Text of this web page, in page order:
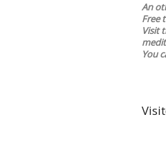
An
Free
Visit
You